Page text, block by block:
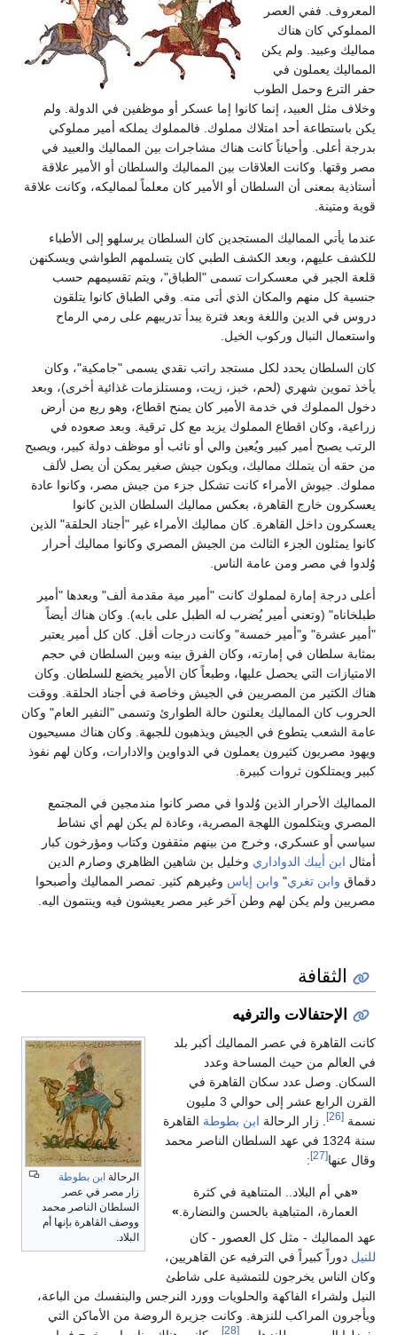
المعروف. ففي العصر
المملوكي كان هناك
مماليك وعبيد. ولم يكن
المماليك يعملون في
حفر الترع وحمل الطوب
وخلاف مثل العبيد، إنما كانوا إما عسكر أو موظفين في الدولة. ولم
يكن باستطاعة أحد امتلاك مملوك. فالمملوك يملكه أمير مملوكي
بدرجة أعلى. وأحياناً كانت هناك مشاجرات بين المماليك والعبيد في
مصر وقتها. وكانت العلاقات بين المماليك والسلطان أو الأمير علاقة
أستاذية بمعنى أن السلطان أو الأمير كان معلماً لمماليكه، وكانت علاقة
قوية ومتينة.
عندما يأتي المماليك المستجدين كان السلطان يرسلهو إلى الأطباء
للكشف عليهم، وبعد الكشف الطبي كان يتسلمهم الطواشي ويسكنهن
قلعة الجبر في معسكرات تسمى "الطباق"، ويتم تقسيمهم حسب
جنسية كل منهم والمكان الذي أتى منه. وفي الطباق كانوا يتلقون
دروس في الدين واللغة وبعد فترة يبدأ تدريبهم على رمي الرماح
واستعمال النبال وركوب الخيل.
كان السلطان يحدد لكل مستجد راتب نقدي يسمى "جامكية"، وكان
يأخذ تموين شهري (لحم، خبز، زيت، ومستلزمات غذائية أخرى)، وبعد
دخول المملوك في خدمة الأمير كان يمنح اقطاع، وهو ريع من أرض
زراعية، وكان اقطاع المملوك يزيد مع كل ترقية. وبعد صعوده في
الرتب يصبح أمير كبير ويُعين والي أو نائب أو موظف دولة كبير، ويصبح
من حقه أن يتملك مماليك، ويكون جيش صغير يمكن أن يصل لألف
مملوك. جيوش الأمراء كانت تشكل جزء من جيش مصر، وكانوا عادة
يعسكرون خارج القاهرة، بعكس مماليك السلطان الذين كانوا
يعسكرون داخل القاهرة. كان مماليك الأمراء غير "أجناد الحلقة" الذين
كانوا يمثلون الجزء الثالث من الجيش المصري وكانوا مماليك أحرار
وُلدوا في مصر ومن عامة الناس.
أعلى درجة إمارة لمملوك كانت "أمير مية مقدمة ألف" وبعدها "أمير
طبلخاناه" (وتعني أمير يُضرب له الطبل على بابه). وكان هناك أيضاً
"أمير عشرة" و"أمير خمسة" وكانت درجات أقل. كان كل أمير يعتبر
بمثابة سلطان في إمارته، وكان الفرق بينه وبين السلطان في حجم
الامتيازات التي يحصل عليها، وطبعاً كان الأمير يخضع للسلطان. وكان
هناك الكثير من المصريين في الجيش وخاصة في أجناد الحلقة. ووقت
الحروب كان المماليك يعلنون حالة الطوارئ وتسمى "النفير العام" وكان
عامة الشعب يتطوع في الجيش ويذهبون للجبهة. وكان هناك مسيحيون
ويهود مصريون كثيرون يعملون في الدواوين والادارات، وكان لهم نفوذ
كبير ويمتلكون ثروات كبيرة.
المماليك الأحرار الذين وُلدوا في مصر كانوا مندمجين في المجتمع
المصري ويتكلمون اللهجة المصرية، وعادة لم يكن لهم أي نشاط
سياسي أو عسكري، وخرج من بينهم مثقفون وكتاب ومؤرخون كبار
أمثال ابن أيبك الدواداري وخليل بن شاهين الظاهري وصارم الدين
دقماق وابن تغري" وابن إياس وغيرهم كثير. تمصر المماليك وأصبحوا
مصريين ولم يكن لهم وطن آخر غير مصر يعيشون فيه وينتمون اليه.
الثقافة
الإحتفالات والترفيه
الرحالة ابن بطوطة
زار مصر في عصر
السلطان الناصر محمد
ووصف القاهرة بإنها أم
البلاد.
كانت القاهرة في عصر المماليك أكبر بلد
في العالم من حيث المساحة وعدد
السكان. وصل عدد سكان القاهرة في
القرن الرابع عشر إلى حوالي 3 مليون
نسمة [26] . زار الرحالة ابن بطوطة القاهرة
سنة 1324 في عهد السلطان الناصر محمد
وقال عنها[27]
:
«هي أم البلاد.. المتناهية في كثرة
العمارة، المتباهية بالحسن والنضارة. »
عهد المماليك - مثل كل العصور - كان
للنيل دوراً كبيراً في الترفيه عن القاهريين،
وكان الناس يخرجون للتمشية على شاطئ
النيل ولشراء الفاكهة والحلويات وورد النرجس والبنفسك من الباعة،
ويأجرون المراكب للنزهة. وكانت جزيرة الروضة من الأماكن التي
[28]